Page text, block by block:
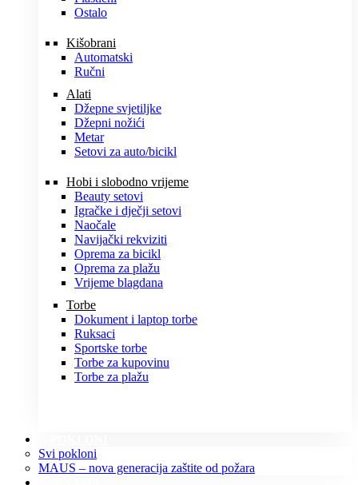
Ostalo
Kišobrani
Automatski
Ručni
Alati
Džepne svjetiljke
Džepni nožići
Metar
Setovi za auto/bicikl
Hobi i slobodno vrijeme
Beauty setovi
Igračke i dječji setovi
Naočale
Navijački rekviziti
Oprema za bicikl
Oprema za plažu
Vrijeme blagdana
Torbe
Dokument i laptop torbe
Ruksaci
Sportske torbe
Torbe za kupovinu
Torbe za plažu
Svi pokloni
MAUS – nova generacija zaštite od požara